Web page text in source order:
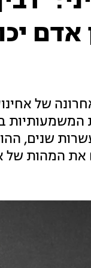
אדם
של
שנים,
את המהות של